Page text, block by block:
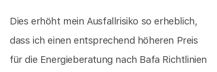
Dies erhöht mein Ausfallrisiko so erheblich,
dass ich einen entsprechend höheren Preis
für die Energieberatung nach Bafa Richtlinien